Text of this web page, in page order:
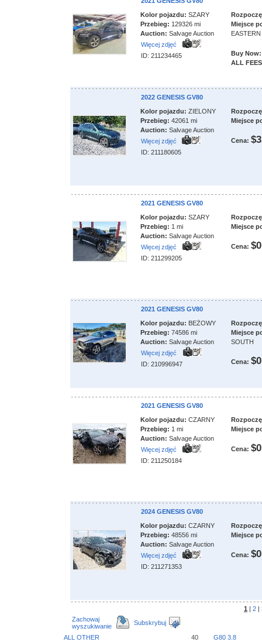
Kolor pojazdu: SZARY
Przebieg: 129326 mi
Auction: Salvage Auction
Więcej zdjęć
ID: 211234465
Miejsce
Buy Now:
ALL
2022 GENESIS GV80
Kolor pojazdu: ZIELONY
Przebieg: 42061 mi
Auction: Salvage Auction
Więcej zdjęć
ID: 211180605
Miejsce
Cena:
2021 GENESIS GV80
Kolor pojazdu: SZARY
Przebieg: 1 mi
Auction: Salvage Auction
Więcej zdjęć
ID: 211299205
Miejsce
Cena: $0
2021 GENESIS GV80
Kolor pojazdu: BEŻOWY
Przebieg: 74586 mi
Auction: Salvage Auction
Więcej zdjęć
ID: 210996947
Miejsce
SOUTH
Cena: $0
2021 GENESIS GV80
Kolor pojazdu: CZARNY
Przebieg: 1 mi
Auction: Salvage Auction
Więcej zdjęć
ID: 211250184
Miejsce
Cena: $0
2024 GENESIS GV80
Kolor pojazdu: CZARNY
Przebieg: 48556 mi
Auction: Salvage Auction
Więcej zdjęć
ID: 211271353
Miejsce
Cena: $0
1 | 2 |
Zachowaj
wyszukiwanie
Subskrybuj
ALL OTHER 40 G80 3.8